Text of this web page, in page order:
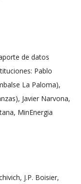
de datos
Pablo
La Paloma),
Javier Narvona,
MinEnergia
J.P. Boisier,